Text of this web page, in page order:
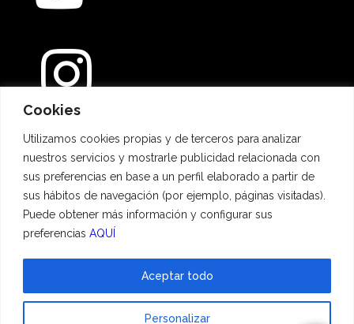
Cookies
Utilizamos cookies propias y de terceros para analizar
nuestros servicios y mostrarle publicidad relacionada con
sus preferencias en base a un perfil elaborado a partir de
sus hábitos de navegación (por ejemplo, páginas visitadas).
Puede obtener más información y configurar sus
preferencias AQUÍ
Personalizar
Aceptar todo
Métodos de pago
© 2023 Hadescan All rights reserved ·Aviso Legal